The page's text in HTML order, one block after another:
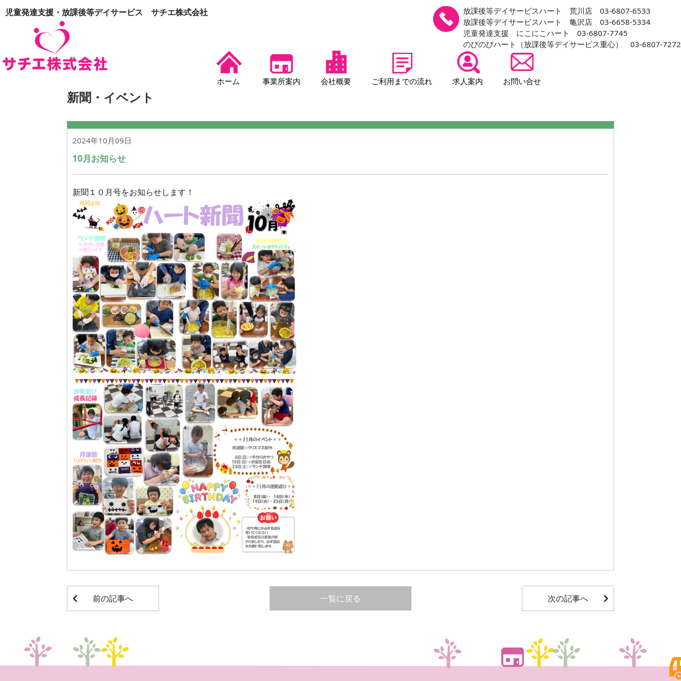
児童発達支援・放課後等デイサービス サチエ株式会社
放課後等デイサービスハート 荒川店 03-6807-6533
放課後等デイサービスハート 亀沢店 03-6658-5334
児童発達支援 にこにこハート 03-6807-7745
のびのびハート（放課後等デイサービス重心） 03-6807-7272
ホーム 事業所案内 会社概要 ご利用までの流れ 求人案内 お問い合せ
新聞・イベント
2024年10月09日
10月お知らせ
新聞１０月号をお知らせします！
前の記事へ 一覧に戻る 次の記事へ